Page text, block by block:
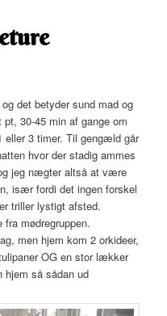
det betyder sund mad og
30-45 min af gange om
eller 3 timer. Til gengæld går
hvor der stadig ammes
jeg nægter altså at være
især fordi det ingen forskel
triller lystigt afsted.
mødregruppen.
men hjem kom 2 orkideer,
OG en stor lækker
hjem så sådan ud